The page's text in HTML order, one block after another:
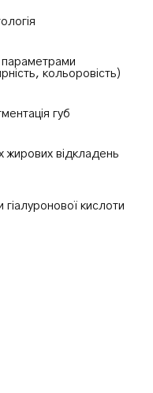
параметрами
кольоровість)
губ
жирових відкладень
кислоти